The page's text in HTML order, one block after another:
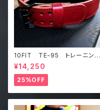
10FIT TE-95 トレーニング
ベルト リフティングベルト パ
ワーベルト レザー ワインレ
ッド lifting belt power b
elt
¥14,250
25%OFF